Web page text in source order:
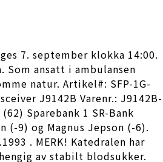
7. september klokka 14:00.
ansatt i ambulansen
natur. Artikel#: SFP-1G-
J9142B Varenr.: J9142B-
Sparebank 1 SR-Bank
9) og Magnus Jepson (-6).
. MERK! Katedralen har
av stabilt blodsukker.